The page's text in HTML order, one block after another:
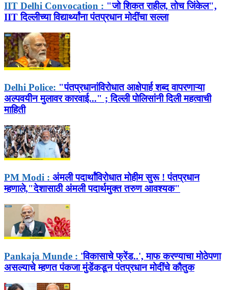
IIT Delhi Convocation : "जो शिकत राहील, तोच जिंकेल",
IIT दिल्लीच्या विद्यार्थ्यांना पंतप्रधान मोदींचा सल्ला
Delhi Police: "पंतप्रधानांविरोधात आक्षेपार्ह शब्द वापरणाऱ्या
अल्पवयीन मुलावर कारवाई..." ; दिल्ली पोलिसांनी दिली महत्वाची
माहिती
PM Modi : अंमली पदार्थांविरोधात मोहीम सुरू ! पंतप्रधान
म्हणाले,"देशासाठी अंमली पदार्थमुक्त तरुण आवश्यक"
Pankaja Munde : 'विकासाचे फ्रेंड..', माफ करण्याचा मोठेपणा
असल्याचे म्हणत पंकजा मुंडेंकडून पंतप्रधान मोदींचे कौतुक